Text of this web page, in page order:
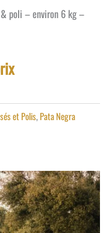
& poli – environ 6 kg –
et Polis, Pata Negra